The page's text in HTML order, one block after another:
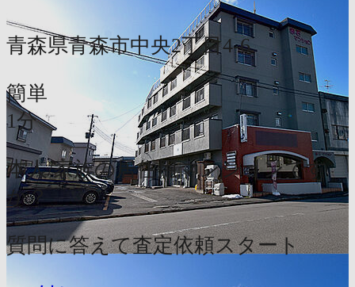
青森県青森市中央2丁目4-6
簡単
1分
本人/家族の居住用マンションです
か？
質問に答えて査定依頼スタート